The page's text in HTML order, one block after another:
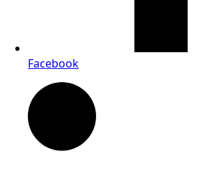
Facebook